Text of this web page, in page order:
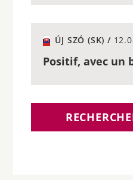
ÚJ SZÓ (SK) /
Positif, avec un